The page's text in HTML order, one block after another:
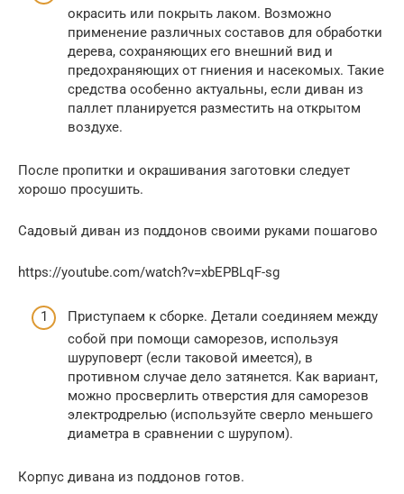
окрасить или покрыть лаком. Возможно
применение различных составов для обработки
дерева, сохраняющих его внешний вид и
предохраняющих от гниения и насекомых. Такие
средства особенно актуальны, если диван из
паллет планируется разместить на открытом
воздухе.
После пропитки и окрашивания заготовки следует
хорошо просушить.
Садовый диван из поддонов своими руками пошагово
https://youtube.com/watch?v=xbEPBLqF-sg
Приступаем к сборке. Детали соединяем между
собой при помощи саморезов, используя
шуруповерт (если таковой имеется), в
противном случае дело затянется. Как вариант,
можно просверлить отверстия для саморезов
электродрелью (используйте сверло меньшего
диаметра в сравнении с шурупом).
Корпус дивана из поддонов готов.